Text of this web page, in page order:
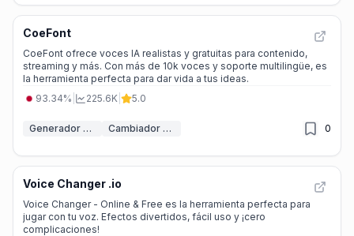
CoeFont
CoeFont ofrece voces IA realistas y gratuitas para contenido,
streaming y más. Con más de 10k voces y soporte multilingüe, es
la herramienta perfecta para dar vida a tus ideas.
93.34%
225.6K 5.0
Generador de voz IA Cambiador de voz IA 0
Voice Changer .io
Voice Changer - Online & Free es la herramienta perfecta para
jugar con tu voz. Efectos divertidos, fácil uso y ¡cero
complicaciones!